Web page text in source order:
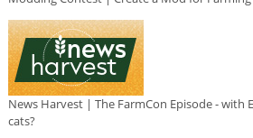
News Harvest | The FarmCon Episode - with
cats?